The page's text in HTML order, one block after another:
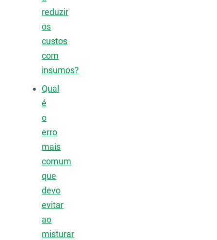
reduzir
os
custos
com
insumos?
Qual
é
o
erro
mais
comum
que
devo
evitar
ao
misturar